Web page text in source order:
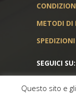
METODI DI
SPEDIZIONI
SEGUICI SU:
Questo sito e